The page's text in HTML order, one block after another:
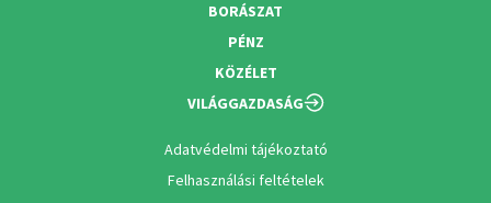
BORÁSZAT
PÉNZ
KÖZÉLET
VILÁGGAZDASÁG
Adatvédelmi tájékoztató
Felhasználási feltételek